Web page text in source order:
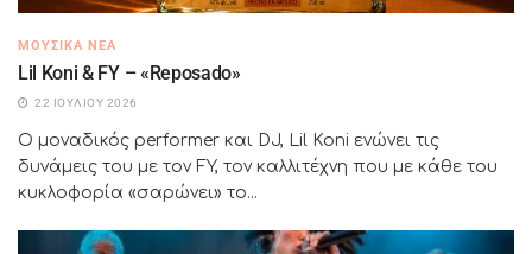
ΜΟΥΣΙΚΆ ΝΈΑ
Lil Koni & FY – «Reposado»
22 ΙΟΥΛΊΟΥ 2026
Ο μοναδικός performer και DJ, Lil Koni ενώνει τις
δυνάμεις του με τον FY, τον καλλιτέχνη που με κάθε του
κυκλοφορία «σαρώνει» το...